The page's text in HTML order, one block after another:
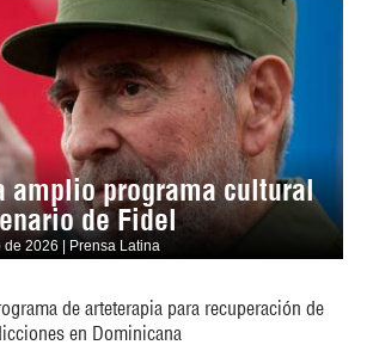
amplio programa cultural
de Fidel
2026 | Prensa Latina
de arteterapia para recuperación de
en Dominicana